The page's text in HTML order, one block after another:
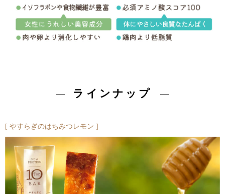
ラインナップ
やすらぎのはちみつレモン